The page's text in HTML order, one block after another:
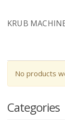
KRUB
No products
Categories